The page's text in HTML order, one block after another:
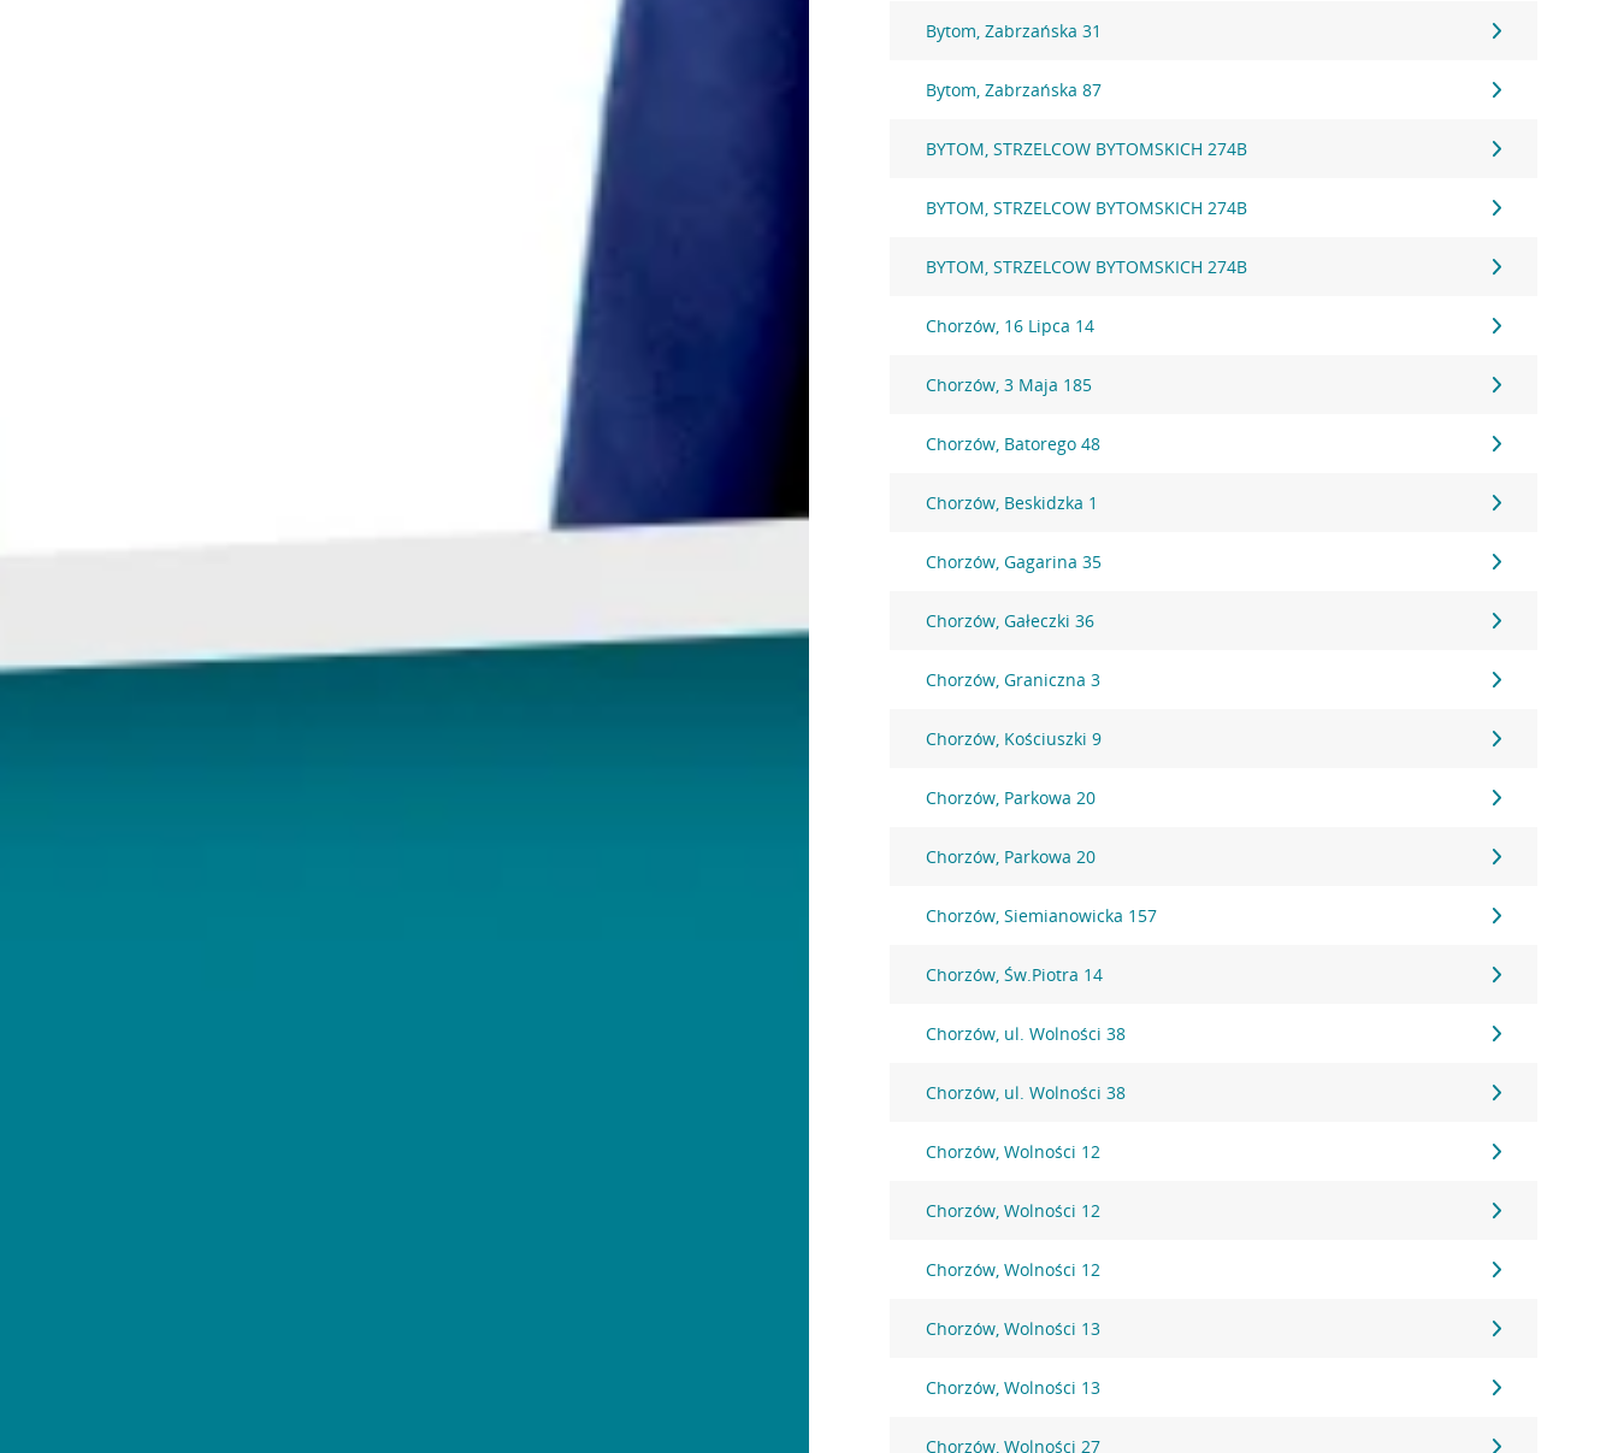
Bytom, Zabrzańska 31
Bytom, Zabrzańska 87
BYTOM, STRZELCOW BYTOMSKICH 274B
BYTOM, STRZELCOW BYTOMSKICH 274B
BYTOM, STRZELCOW BYTOMSKICH 274B
Chorzów, 16 Lipca 14
Chorzów, 3 Maja 185
Chorzów, Batorego 48
Chorzów, Beskidzka 1
Chorzów, Gagarina 35
Chorzów, Gałeczki 36
Chorzów, Graniczna 3
Chorzów, Kościuszki 9
Chorzów, Parkowa 20
Chorzów, Parkowa 20
Chorzów, Siemianowicka 157
Chorzów, Św.Piotra 14
Chorzów, ul. Wolności 38
Chorzów, ul. Wolności 38
Chorzów, Wolności 12
Chorzów, Wolności 12
Chorzów, Wolności 12
Chorzów, Wolności 13
Chorzów, Wolności 13
Chorzów, Wolności 27